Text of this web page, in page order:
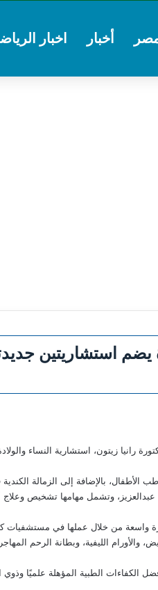
أخبار اخبار
يضم استشاريتين
رانيا زيتون، استشارية النساء
الكندي والأمريكي في طب الأطفال، بالإضافة
وتشمل مهامها تشخيص وعلاج
واسعة من خلال عملها في
الليفية، وبطانة الرحم
الطبية المؤهلة علميًا وذوي